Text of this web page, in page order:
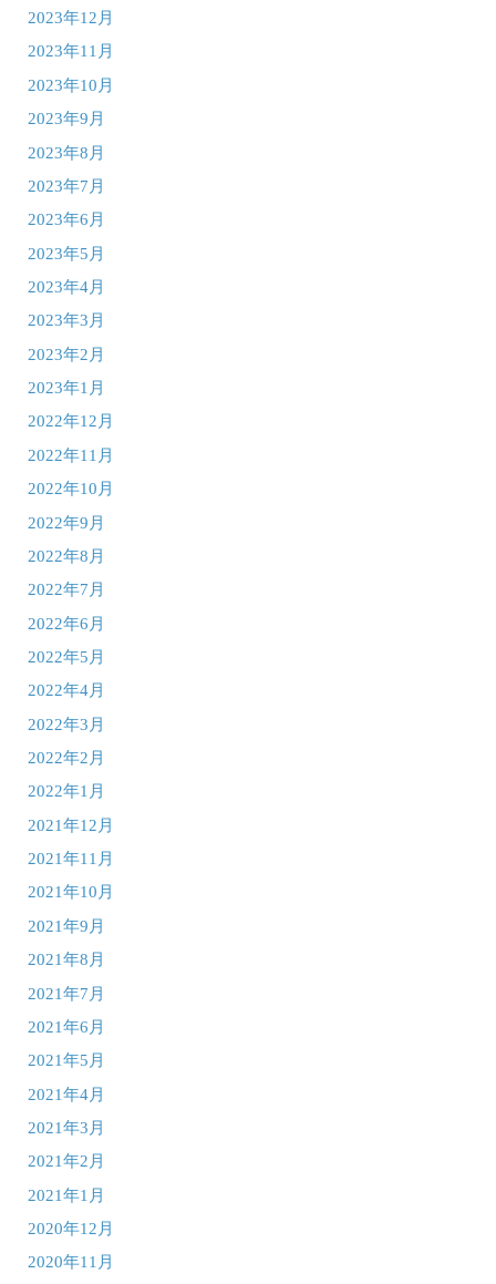
2023年12月
2023年11月
2023年10月
2023年9月
2023年8月
2023年7月
2023年6月
2023年5月
2023年4月
2023年3月
2023年2月
2023年1月
2022年12月
2022年11月
2022年10月
2022年9月
2022年8月
2022年7月
2022年6月
2022年5月
2022年4月
2022年3月
2022年2月
2022年1月
2021年12月
2021年11月
2021年10月
2021年9月
2021年8月
2021年7月
2021年6月
2021年5月
2021年4月
2021年3月
2021年2月
2021年1月
2020年12月
2020年11月